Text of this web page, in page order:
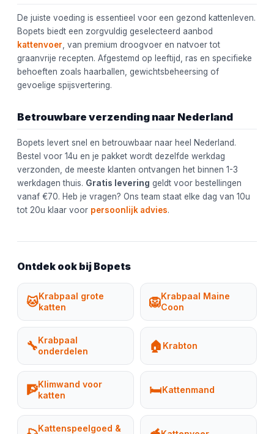
De juiste voeding is essentieel voor een gezond kattenleven.
Bopets biedt een zorgvuldig geselecteerd aanbod
kattenvoer , van premium droogvoer en natvoer tot
graanvrije recepten. Afgestemd op leeftijd, ras en specifieke
behoeften zoals haarballen, gewichtsbeheersing of
gevoelige spijsvertering.
Betrouwbare verzending naar Nederland
Bopets levert snel en betrouwbaar naar heel Nederland.
Bestel voor 14u en je pakket wordt dezelfde werkdag
verzonden, de meeste klanten ontvangen het binnen 1-3
werkdagen thuis. Gratis levering geldt voor bestellingen
vanaf €70. Heb je vragen? Ons team staat elke dag van 10u
tot 20u klaar voor persoonlijk advies.
Ontdek ook bij Bopets
🐱Krabpaal grote
katten
🦁Krabpaal Maine
Coon
🔧Krabpaal
onderdelen
🏠 Krabton
🧗Klimwand voor
katten
🛏️Kattenmand
Kattenspeelgoed &